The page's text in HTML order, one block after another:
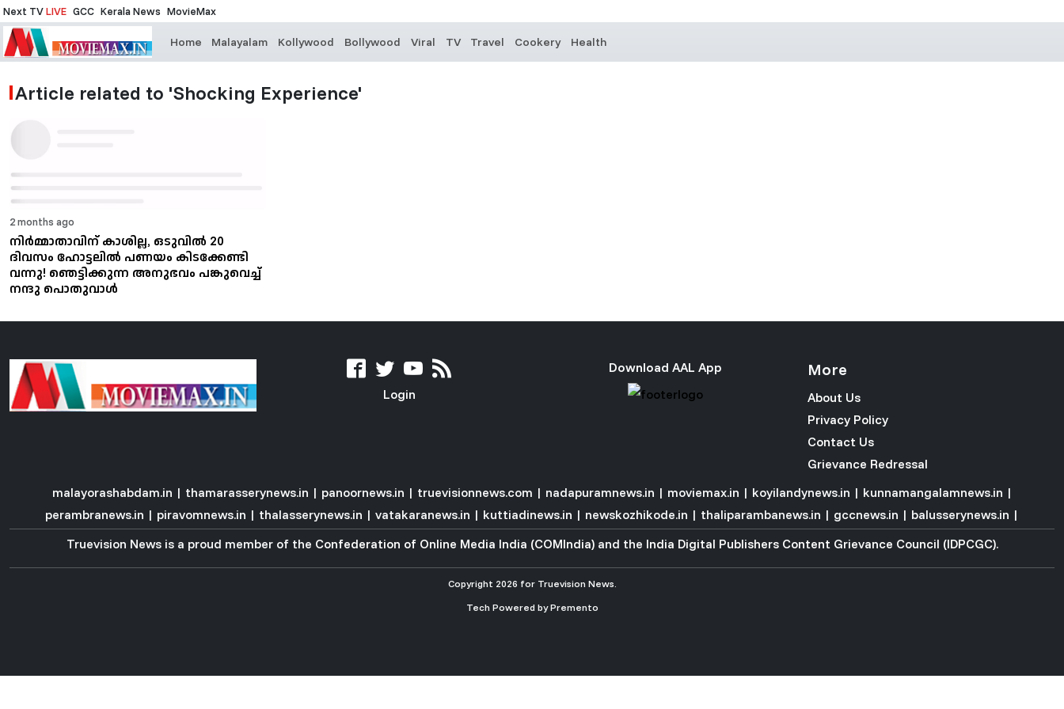
Next TVLIVE GCC Kerala News MovieMax
Home Malayalam Kollywood Bollywood Viral TV Travel Cookery Health
Article related to 'Shocking Experience'
2 months ago
നിർമ്മാതാവിന് കാശില്ല, ഒടുവിൽ 20
ദിവസം ഹോട്ടലിൽ പണയം കിടക്കേണ്ടി
വന്നു! ഞെട്ടിക്കുന്ന അനുഭവം പങ്കുവെച്ച്
നന്ദു പൊതുവാൾ
Login
Download AAL App More
About Us
Privacy Policy
Contact Us
Grievance Redressal
malayorashabdam.in | thamarasserynews.in | panoornews.in | truevisionnews.com | nadapuramnews.in | moviemax.in | koyilandynews.in | kunnamangalamnews.in |
perambranews.in | piravomnews.in | thalasserynews.in | vatakaranews.in | kuttiadinews.in | newskozhikode.in | thaliparambanews.in | gccnews.in | balusserynews.in |
Truevision News is a proud member of the Confederation of Online Media India (COMIndia)and the India Digital Publishers Content Grievance Council (IDPCGC).
Copyright 2026 for Truevision News.
Tech Powered byPremento